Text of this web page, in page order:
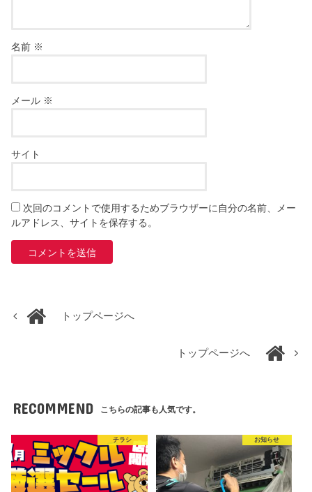
名前 ※
メール ※
サイト
次回のコメントで使用するためブラウザーに自分の名前、メー
ルアドレス、サイトを保存する。
トップページへ
トップページへ
RECOMMEND こちらの記事も人気です。
チラシ お知らせ